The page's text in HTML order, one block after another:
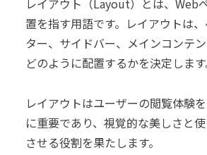
レイアウト（Layout）とは、Web
置を指す用語です。レイアウトは
ター、サイドバー、メインコンテ
どのように配置するかを決定します
レイアウトはユーザーの閲覧体験
に重要であり、視覚的な美しさと
させる役割を果たします。